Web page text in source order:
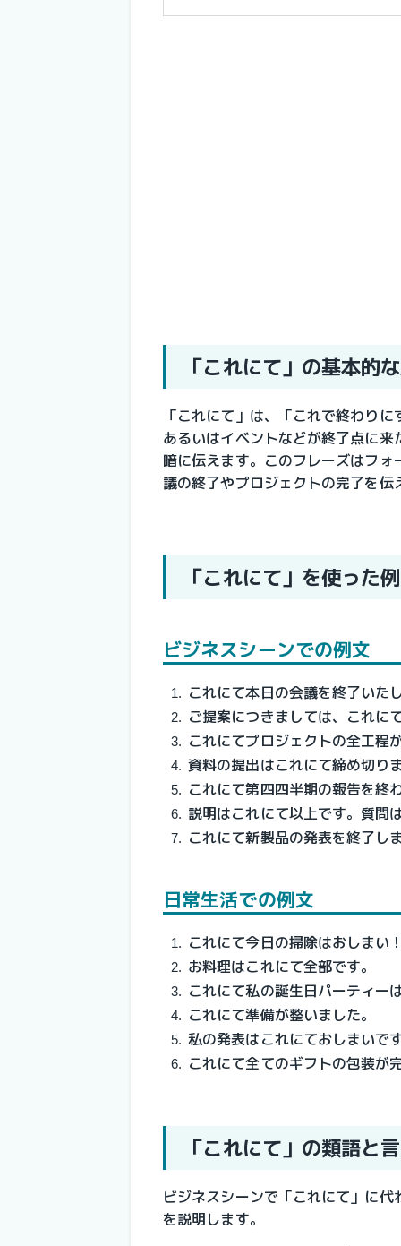
「これにて」の基本的
「これにて」は、「これで終わり
あるいはイベントなどが終了点に
暗に伝えます。このフレーズはフ
議の終了やプロジェクトの完了を伝
「これにて」を使った
ビジネスシーンでの例文
これにて本日の会議を終了いた
ご提案につきましては、これに
これにてプロジェクトの全工程
資料の提出はこれにて締め切り
これにて第四四半期の報告を終
説明はこれにて以上です。質問
これにて新製品の発表を終了し
日常生活での例文
これにて今日の掃除はおしまい
お料理はこれにて全部です。
これにて私の誕生日パーティー
これにて準備が整いました。
私の発表はこれにておしまいで
これにて全てのギフトの包装が
「これにて」の類語と
ビジネスシーンで「これにて」に
を説明します。